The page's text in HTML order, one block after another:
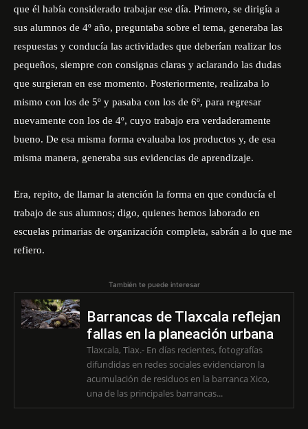
que él había considerado trabajar ese día. Primero, se dirigía a
sus alumnos de 4º año, preguntaba sobre el tema, generaba las
respuestas y conducía las actividades que deberían realizar los
pequeños, siempre con consignas claras y aclarando las dudas
que surgieran en ese momento. Posteriormente, realizaba lo
mismo con los de 5º y pasaba con los de 6º, para regresar
nuevamente con los de 4º, cuyo trabajo era verdaderamente
bueno. De esa misma forma evaluaba los productos y, de esa
misma manera, generaba sus evidencias de aprendizaje.
Era, repito, de llamar la atención la forma en que conducía el
trabajo de sus alumnos; digo, quienes hemos laborado en
escuelas primarias de organización completa, sabrán a lo que me
refiero.
También te puede interesar
Barrancas de Tlaxcala reflejan
fallas en la planeación urbana
Tlaxcala, Tlax.- En días recientes, fotografías
difundidas en redes sociales evidenciaron la
acumulación de residuos en la barranca Xico,
una de las principales barrancas...